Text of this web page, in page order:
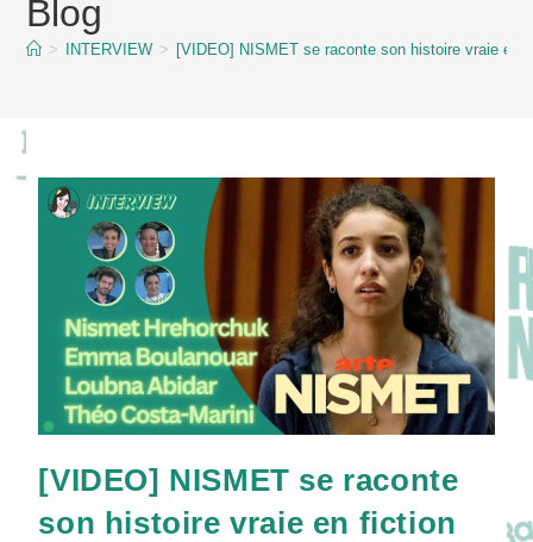
contentBlog
> INTERVIEW > [VIDEO] NISMET se raconte son histoire vraie en
[VIDEO] NISMET se raconte
son histoire vraie en fiction